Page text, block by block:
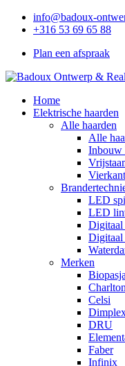
info@badoux-
+316 53 69 65 88
Plan een afspraak
Home
Elektrische haarden
Alle haarden
Alle
Inbouw
LED
LED
Digitaal
Merken
Biopasja
Celsi
DRU
Faber
Infinix